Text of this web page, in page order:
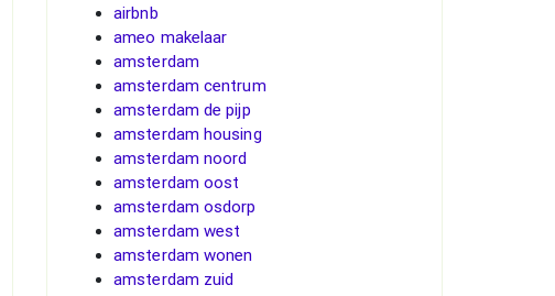
airbnb
ameo makelaar
amsterdam
amsterdam centrum
amsterdam de pijp
amsterdam housing
amsterdam noord
amsterdam oost
amsterdam osdorp
amsterdam west
amsterdam wonen
amsterdam zuid